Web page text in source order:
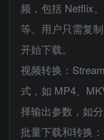
频，包括 Netflix
等。用户只需复
开始下载。
视频转换：
式，如 MP4、
择输出参数，如
批量下载和转换